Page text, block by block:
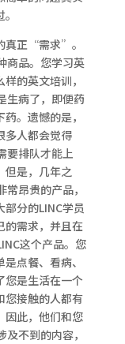
真正“需求”。
商品。您学习英
的英文培训，
生病了，即便药
。遗憾的是，
多人都会觉得
要排队才能上
但是，几年之
昂贵的产品，
分的LINC学员
的需求，并且在
这个产品。您
点餐、看病、
您是生活在一个
您接触的人都有
因此，他们和您
不到的内容，